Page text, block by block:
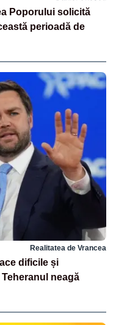
Poporului solicită
perioadă de
Realitatea de Vrancea
dificile și
neagă